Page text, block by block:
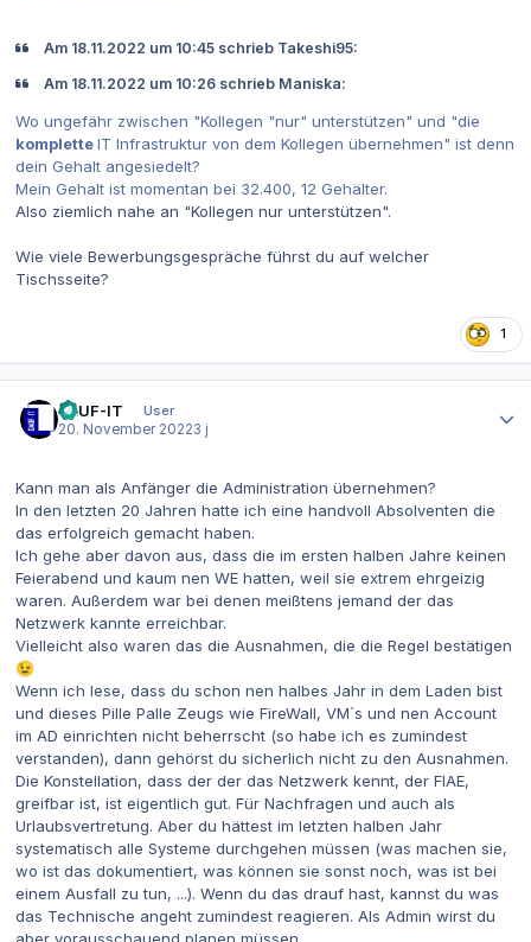
Am 18.11.2022 um 10:45 schrieb Takeshi95:
Am 18.11.2022 um 10:26 schrieb Maniska:
Wo ungefähr zwischen "Kollegen "nur" unterstützen" und "die
kompletteIT Infrastruktur von dem Kollegen übernehmen" ist denn
dein Gehalt angesiedelt?
Mein Gehalt ist momentan bei 32.400, 12 Gehälter.
Also ziemlich nahe an "Kollegen nur unterstützen".
Wie viele Bewerbungsgespräche führst du auf welcher
Tischsseite?
1
DAUF-IT
User
20. November 20223 j
Kann man als Anfänger die Administration übernehmen?
In den letzten 20 Jahren hatte ich eine handvoll Absolventen die
das erfolgreich gemacht haben.
Ich gehe aber davon aus, dass die im ersten halben Jahre keinen
Feierabend und kaum nen WE hatten, weil sie extrem ehrgeizig
waren. Außerdem war bei denen meißtens jemand der das
Netzwerk kannte erreichbar.
Vielleicht also waren das die Ausnahmen, die die Regel bestätigen
😉
Wenn ich lese, dass du schon nen halbes Jahr in dem Laden bist
und dieses Pille Palle Zeugs wie FireWall, VM´s und nen Account
im AD einrichten nicht beherrscht (so habe ich es zumindest
verstanden), dann gehörst du sicherlich nicht zu den Ausnahmen.
Die Konstellation, dass der der das Netzwerk kennt, der FIAE,
greifbar ist, ist eigentlich gut. Für Nachfragen und auch als
Urlaubsvertretung. Aber du hättest im letzten halben Jahr
systematisch alle Systeme durchgehen müssen (was machen sie,
wo ist das dokumentiert, was können sie sonst noch, was ist bei
einem Ausfall zu tun, ...). Wenn du das drauf hast, kannst du was
das Technische angeht zumindest reagieren. Als Admin wirst du